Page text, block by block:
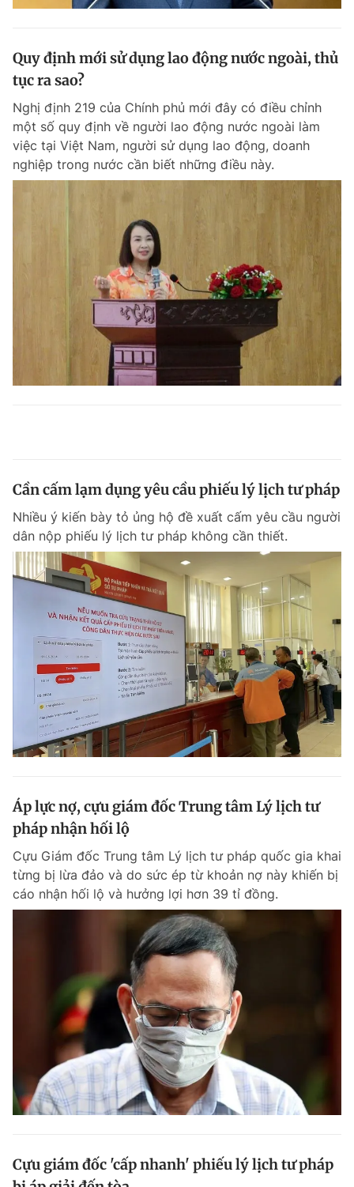
Quy định mới sử dụng lao động nước ngoài, thủ
tục ra sao?
Nghị định 219 của Chính phủ mới đây có điều chỉnh
một số quy định về người lao động nước ngoài làm
việc tại Việt Nam, người sử dụng lao động, doanh
nghiệp trong nước cần biết những điều này.
Cần cấm lạm dụng yêu cầu phiếu lý lịch tư pháp
Nhiều ý kiến bày tỏ ủng hộ đề xuất cấm yêu cầu người
dân nộp phiếu lý lịch tư pháp không cần thiết.
Áp lực nợ, cựu giám đốc Trung tâm Lý lịch tư
pháp nhận hối lộ
Cựu Giám đốc Trung tâm Lý lịch tư pháp quốc gia khai
từng bị lừa đảo và do sức ép từ khoản nợ này khiến bị
cáo nhận hối lộ và hưởng lợi hơn 39 tỉ đồng.
Cựu giám đốc 'cấp nhanh' phiếu lý lịch tư pháp